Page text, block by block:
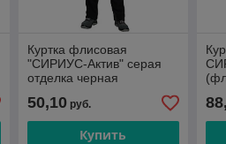
Куртка флисовая
"СИРИУС-Актив" серая
отделка черная
50,10руб.
Купить